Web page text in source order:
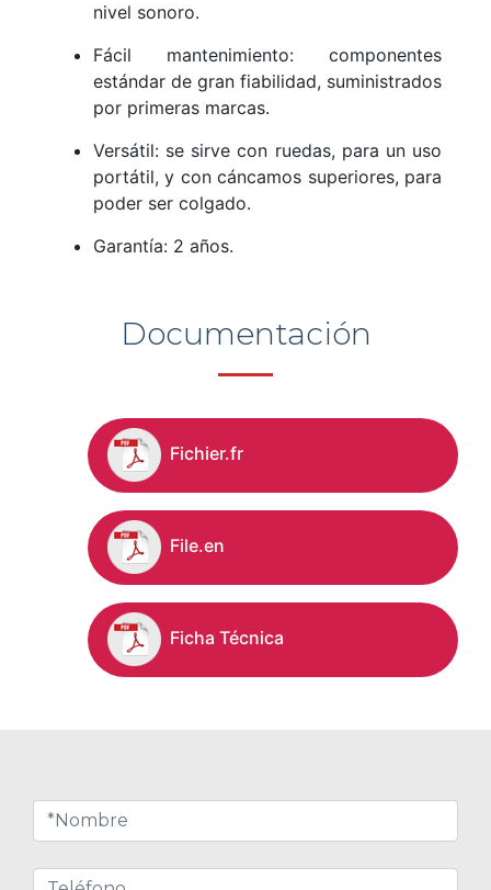
nivel sonoro.
Fácil mantenimiento: componentes
estándar de gran fiabilidad, suministrados
por primeras marcas.
Versátil: se sirve con ruedas, para un uso
portátil, y con cáncamos superiores, para
poder ser colgado.
Garantía: 2 años.
Documentación
Fichier.fr
File.en
Ficha Técnica